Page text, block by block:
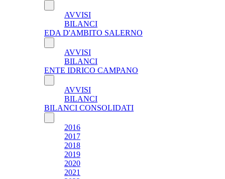
AVVISI
BILANCI
EDA D'AMBITO SALERNO
AVVISI
BILANCI
ENTE IDRICO CAMPANO
AVVISI
BILANCI
BILANCI CONSOLIDATI
2016
2017
2018
2019
2020
2021